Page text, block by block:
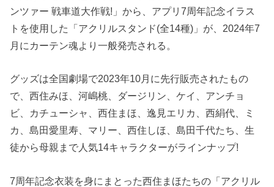
ンツァー 戦車道大作戦!」から、アプリ7周年記念イラス
トを使用した「アクリルスタンド(全14種)」が、2024年7
月にカーテン魂より一般発売される。
グッズは全国劇場で2023年10月に先行販売されたもの
で、西住みほ、河嶋桃、ダージリン、ケイ、アンチョ
ビ、カチューシャ、西住まほ、逸見エリカ、西絹代、ミ
カ、島田愛里寿、マリー、西住しほ、島田千代たち、生
徒から母親まで人気14キャラクターがラインナップ!
7周年記念衣装を身にまとった西住まほたちの「アクリル